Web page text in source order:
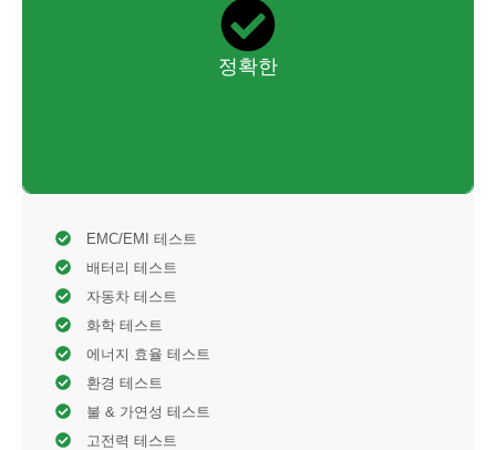
정확한
당사 매출의 30%는 최첨단 테스트 시설을 수입하고 숙련된 박
사 및 엔지니어를 채용하는 데 사용되어 가장 신뢰할 수 있는 데
이터를 제공합니다.
EMC/EMI 테스트
배터리 테스트
자동차 테스트
화학 테스트
에너지 효율 테스트
환경 테스트
불 & 가연성 테스트
고전력 테스트